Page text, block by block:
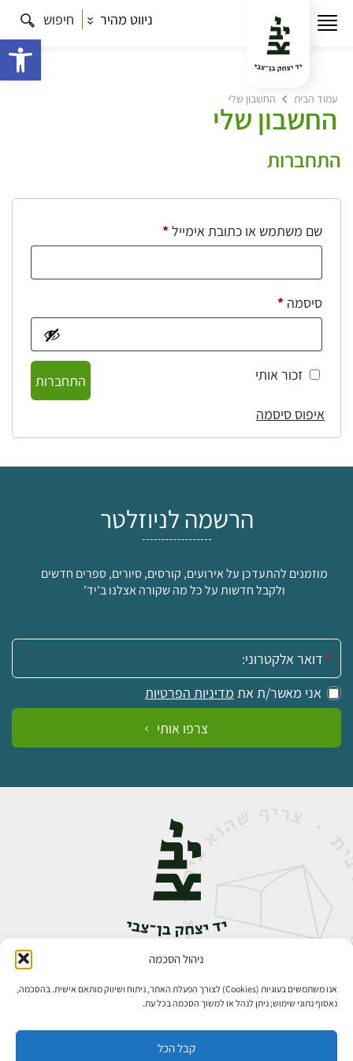
ניהול הסכמה
אנו משתמשים בעוגיות (Cookies) לצורך הפעלת האתר, ניתוח ושיווק מותאם אישית. בהסכמה,
נאסוף נתוני שימוש; ניתן לנהל או למשוך הסכמה בכל עת.
קבל הכל
ניווט מהיר חיפוש
עמוד הבית החשבון שלי
החשבון שלי
התחברות
שם משתמש או כתובת אימייל*חובה
סיסמה *חובה
זכור אותי
התחברות
איפוס סיסמה
הרשמה לניוזלטר
מוזמנים להתעדכן על אירועים, קורסים, סיורים, ספרים חדשים
ולקבל חדשות על כל מה שקורה אצלנו ב'יד'
אימייל:
אני מאשר/ת את מדיניות הפרטיות
צרפו אותי
אבן גבירול 14, רחביה, ירושלים